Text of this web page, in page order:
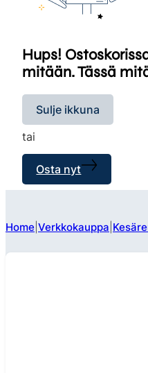
Hups!
mitään. Tässä
Sulje ikkuna
tai
Osta nyt
Home Verkkokauppa